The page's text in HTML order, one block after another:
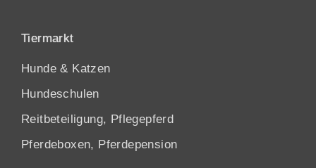
Tiermarkt
Hunde & Katzen
Hundeschulen
Reitbeteiligung, Pflegepferd
Pferdeboxen, Pferdepension